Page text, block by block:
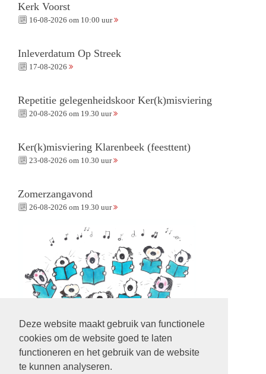
Deze website maakt gebruik van functionele
cookies om de website goed te laten
functioneren en het gebruik van de website
te kunnen analyseren.
Kerk Voorst
16-08-2026 om 10:00 uur
Inleverdatum Op Streek
17-08-2026
Repetitie gelegenheidskoor Ker(k)misviering
20-08-2026 om 19.30 uur
Ker(k)misviering Klarenbeek (feesttent)
23-08-2026 om 10.30 uur
Zomerzangavond
26-08-2026 om 19.30 uur